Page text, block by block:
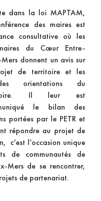
dans la loi MAPTAM,
des maires est
consultative où les
du Cœur Entre-
donnent un avis sur
de territoire et les
orientations du
Il leur est
le bilan des
portées par le PETR et
répondre au projet de
c’est l’occasion unique
de communautés de
Mers de se rencontrer,
de partenariat.